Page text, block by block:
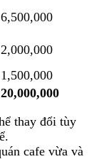
6,500,000
2,000,000
1,500,000
20,000,000
thay đổi tùy
cafe vừa và